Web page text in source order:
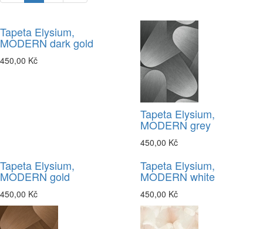
Tapeta Elysium,
MODERN dark gold
450,00 Kč
Tapeta Elysium,
MODERN grey
450,00 Kč
Tapeta Elysium,
MODERN gold
450,00 Kč
Tapeta Elysium,
MODERN white
450,00 Kč